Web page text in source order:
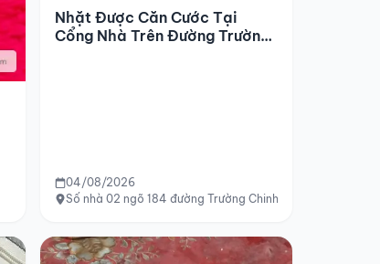
Nhặt Được Căn Cước Tại
Cổng Nhà Trên Đường Trường
04/08/2026
Số nhà 02 ngõ 184 đường Trường Chinh (đối diện văn